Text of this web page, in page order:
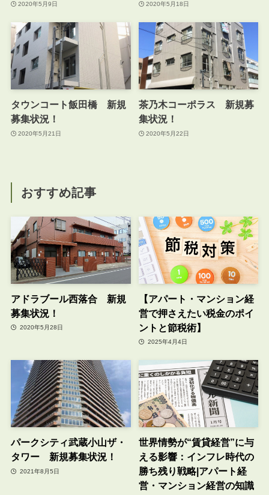
2020年5月9日 2020年5月18日
タウンコート飯田橋 新規
募集状況！
2020年5月21日
茶乃木コーポラス 新規募
集状況！
2020年5月22日
おすすめ記事
アドラブール西落合 新規
募集状況！
2020年5月28日
【アパート・マンション経
営で押さえたい税金のポイ
ントと節税術】
2025年4月4日
パークシティ武蔵小山ザ・
タワー 新規募集状況！
2021年8月5日
世界情勢が“賃貸経営”に与
える影響：インフレ時代の
勝ち残り戦略|アパート経
営・マンション経営の知識